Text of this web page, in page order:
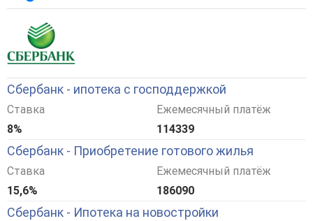
Сбербанк - ипотека с господдержкой
Ставка
8%
Ежемесячный платёж
114339
Сбербанк - Приобретение готового жилья
Ставка
15,6%
Ежемесячный платёж
186090
Сбербанк - Ипотека на новостройки